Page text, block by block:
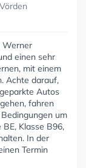
Werner
einen sehr
mit einem
Achte darauf,
Autos
fahren
um
Klasse B96,
In der
Termin